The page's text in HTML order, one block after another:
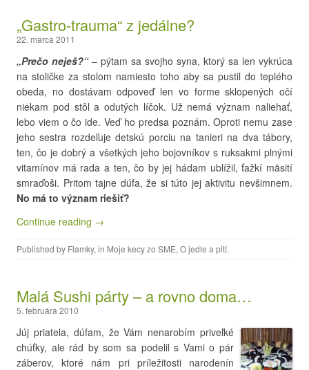
„Gastro-trauma“ z jedálne?
22. marca 2011
„Prečo neješ?“– pýtam sa svojho syna, ktorý sa len vykrúca
na stoličke za stolom namiesto toho aby sa pustil do teplého
obeda, no dostávam odpoveď len vo forme sklopených očí
niekam pod stôl a odutých líčok. Už nemá význam naliehať,
lebo viem o čo ide. Veď ho predsa poznám. Oproti nemu zase
jeho sestra rozdeľuje detskú porciu na tanieri na dva tábory,
ten, čo je dobrý a všetkých jeho bojovníkov s ruksakmi plnými
vitamínov má rada a ten, čo by jej hádam ublížil, ťažkí mäsití
smraďoši. Pritom tajne dúfa, že si túto jej aktivitu nevšimnem.
No má to význam riešiť?
Continue reading →
Published by Flamky, in Moje kecy zo SME, O jedle a pití.
Malá Sushi párty – a rovno doma…
5. februára 2010
Júj priatela, dúfam, že Vám nenarobím priveľké
chúťky, ale rád by som sa podelil s Vami o pár
záberov, ktoré nám pri príležitosti narodenín